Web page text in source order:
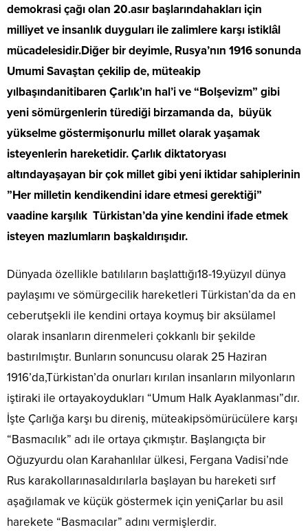
demokrasi çağı olan 20.asır başlarındahakları için
milliyet ve insanlık duyguları ile zalimlere karşı istiklâl
mücadelesidir.Diğer bir deyimle, Rusya’nın 1916 sonunda
Umumi Savaştan çekilip de, müteakip
yılbaşındanitibaren Çarlık’ın hal’i ve “Bolşevizm” gibi
yeni sömürgenlerin türediği birzamanda da, büyük
yükselme göstermişonurlu millet olarak yaşamak
isteyenlerin hareketidir. Çarlık diktatoryası
altındayaşayan bir çok millet gibi yeni iktidar sahiplerinin
”Her milletin kendikendini idare etmesi gerektiği”
vaadine karşılık Türkistan’da yine kendini ifade etmek
isteyen mazlumların başkaldırışıdır.
Dünyada özellikle batılıların başlattığı18-19.yüzyıl dünya
paylaşımı ve sömürgecilik hareketleri Türkistan’da da en
ceberutşekli ile kendini ortaya koymuş bir aksülamel
olarak insanların direnmeleri çokkanlı bir şekilde
bastırılmıştır. Bunların sonuncusu olarak 25 Haziran
1916’da,Türkistan’da onurları kırılan insanların milyonların
iştiraki ile ortayakoydukları “Umum Halk Ayaklanması”dır.
İşte Çarlığa karşı bu direniş, müteakipsömürücülere karşı
“Basmacılık” adı ile ortaya çıkmıştır. Başlangıçta bir
Oğuzyurdu olan Karahanlılar ülkesi, Fergana Vadisi’nde
Rus karakollarınasaldırılarla başlayan bu hareketi sırf
aşağılamak ve küçük göstermek için yeniÇarlar bu asil
harekete “Basmacılar” adını vermişlerdir.